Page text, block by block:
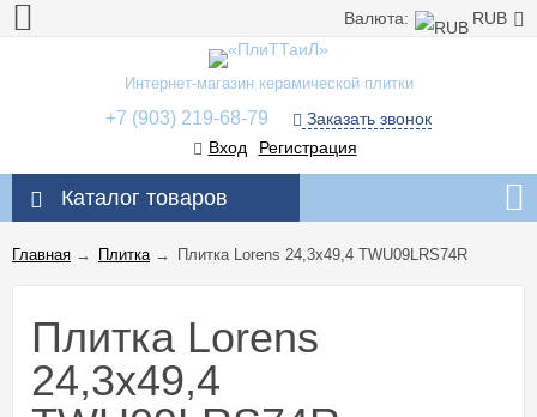
Валюта: RUB
Интернет-магазин керамической плитки
+7 (903) 219-68-79
Заказать звонок
Вход
Регистрация
Каталог товаров
Главная → Плитка→ Плитка Lorens 24,3x49,4 TWU09LRS74R
Плитка Lorens
24,3x49,4